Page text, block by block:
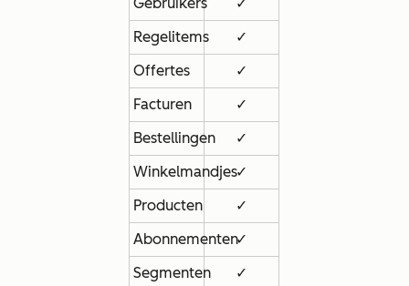
Regelitems
✓
Offertes
✓
Facturen
✓
Bestellingen
✓
Winkelmandjes✓
Producten
✓
Abonnementen✓
Segmenten
✓